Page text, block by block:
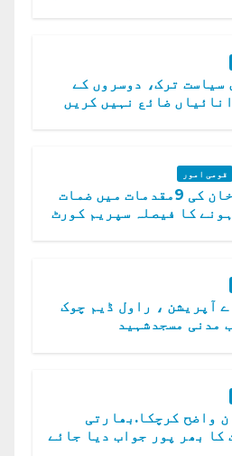
سیاست ترک، دوسروں کے
ضائع نہیں کریں
قومی امور
عمران خان کی 9مقدمات میں ضمات
کا فیصلہ سپریم کورٹ
آپریشن ، راول ڈیم چوک
مدنی مسجدشہید
واضح کرچکا.بھارتی
کا بھر پور جواب دیا جائے